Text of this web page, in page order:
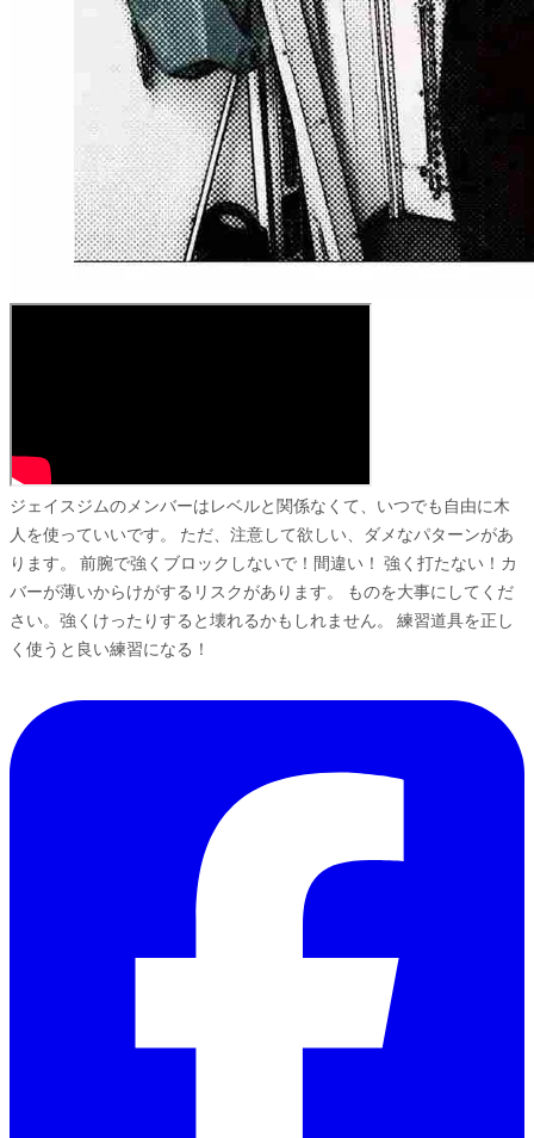
ジェイスジムのメンバーはレベルと関係なくて、いつでも自由に木
人を使っていいです。 ただ、注意して欲しい、ダメなパターンがあ
ります。 前腕で強くブロックしないで！間違い！ 強く打たない！カ
バーが薄いからけがするリスクがあります。 ものを大事にしてくだ
さい。強くけったりすると壊れるかもしれません。 練習道具を正し
く使うと良い練習になる！